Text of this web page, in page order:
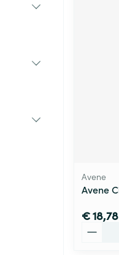
Avene
Avene
€ 18,78